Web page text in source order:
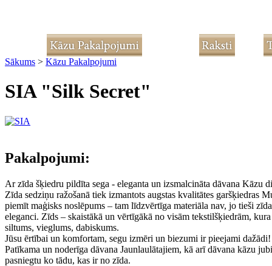
Sākums > Kāzu Pakalpojumi
SIA "Silk Secret"
Pakalpojumi:
Ar zīda šķiedru pildīta sega - eleganta un izsmalcināta dāvana Kāzu
Zīda sedziņu ražošanā tiek izmantots augstas kvalitātes
piemīt maģisks noslēpums – tam līdzvērtīga materiāla nav, jo tieši
eleganci. Zīds – skaistākā un vērtīgākā no visām tekstilšķiedrām,
siltums, vieglums, dabiskums.
Jūsu ērtībai un komfortam, segu izmēri un biezumi ir pieejami dažādi!
Patīkama un noderīga dāvana Jaunlaulātajiem, kā arī dāvana kāzu
pasniegtu ko tādu, kas ir no zīda.